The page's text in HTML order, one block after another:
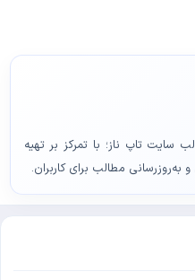
سایت تاپ ناز؛ با تمرکز بر تهیه
به‌روزرسانی مطالب برای کاربران.